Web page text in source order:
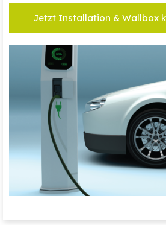
Jetzt Installation & Wallbox